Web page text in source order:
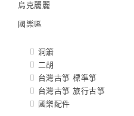
烏克麗麗
國樂區
洞簫
二胡
台灣古箏 標準箏
台灣古箏 旅行古箏
國樂配件